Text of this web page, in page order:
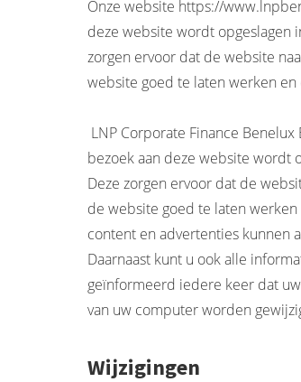
Onze website https://
deze website wordt opgeslagen
zorgen ervoor dat de website
website goed te laten werken
LNP Corporate Finance
bezoek aan deze website wordt
Deze zorgen ervoor dat de
de website goed te laten
content en advertenties kunnen
Daarnaast kunt u ook alle
geïnformeerd iedere keer dat
van uw computer worden
Wijzigingen